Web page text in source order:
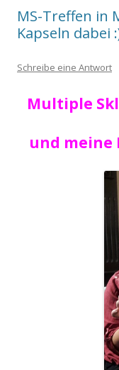
MS-Treffen in
Kapseln dabei
Schreibe eine Antwort
Multiple
und meine